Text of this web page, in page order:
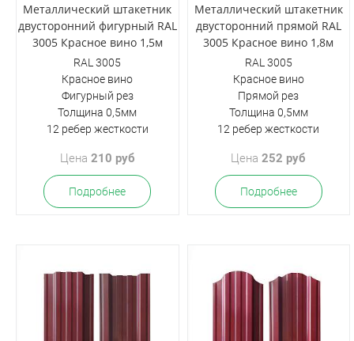
Металлический штакетник
двусторонний фигурный RAL
3005 Красное вино 1,5м
RAL 3005
Красное вино
Фигурный рез
Толщина 0,5мм
12 ребер жесткости
Цена 210 руб
Подробнее
Металлический штакетник
двусторонний прямой RAL
3005 Красное вино 1,8м
RAL 3005
Красное вино
Прямой рез
Толщина 0,5мм
12 ребер жесткости
Цена252 руб
Подробнее